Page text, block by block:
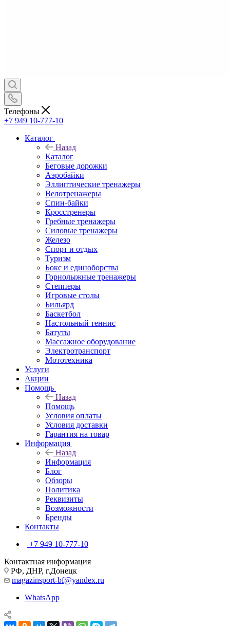
Телефоны
+7 949 10-777-10
Каталог
Назад
Каталог
Беговые дорожки
Аэробайки
Эллиптические тренажеры
Велотренажеры
Спин-байки
Кросстренеры
Гребные тренажеры
Силовые тренажеры
Железо
Спорт и отдых
Туризм
Бокс и единоборства
Горнолыжные тренажеры
Степперы
Игровые столы
Бильярд
Баскетбол
Настольный теннис
Батуты
Массажное оборудование
Электротранспорт
Мототехника
Услуги
Акции
Помощь
Назад
Помощь
Условия оплаты
Условия доставки
Гарантия на товар
Информация
Назад
Информация
Блог
Обзоры
Политика
Реквизиты
Возможности
Бренды
Контакты
+7 949 10-777-10
Контактная информация
РФ, ДНР, г.Донецк
magazinsport-bf@yandex.ru
WhatsApp